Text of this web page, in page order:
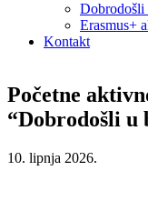
Erasmus+
Kontakt
Početne
“Dobrodošli
10. lipnja 2026.